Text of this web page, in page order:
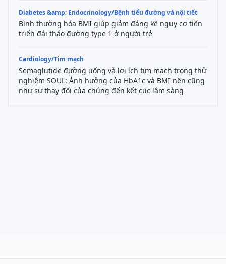
Diabetes &amp; Endocrinology/Bệnh tiểu đường và nội tiết
Bình thường hóa BMI giúp giảm đáng kể nguy cơ tiến
triển đái tháo đường type 1 ở người trẻ
Cardiology/Tim mạch
Semaglutide đường uống và lợi ích tim mạch trong thử
nghiệm SOUL: Ảnh hưởng của HbA1c và BMI nền cũng
như sự thay đổi của chúng đến kết cục lâm sàng